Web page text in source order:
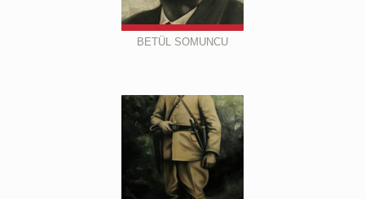
BETÜL SOMUNCU